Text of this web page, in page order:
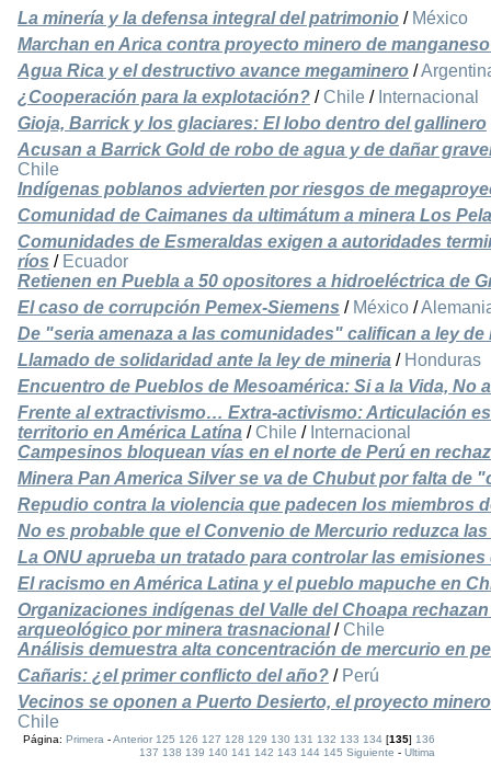
La minería y la defensa integral del patrimonio / México
Marchan en Arica contra proyecto minero de
Agua Rica y el destructivo avance megaminero /
¿Cooperación para la explotación? / Chile / Internacional
Gioja, Barrick y los glaciares: El lobo dentro del gallinero
Acusan a Barrick Gold de robo de agua y de dañar
Chile
Indígenas poblanos advierten por riesgos de
Comunidad de Caimanes da ultimátum a minera Los
Comunidades de Esmeraldas exigen a autoridades
ríos / Ecuador
Retienen en Puebla a 50 opositores a hidroeléctrica de
El caso de corrupción Pemex-Siemens / México /
De "seria amenaza a las comunidades" califican a ley de
Llamado de solidaridad ante la ley de mineria / Honduras
Encuentro de Pueblos de Mesoamérica: Si a la Vida, No
Frente al extractivismo… Extra-activismo: Articulación
territorio en América Latína / Chile / Internacional
Campesinos bloquean vías en el norte de Perú en
Minera Pan America Silver se va de Chubut por falta de
Repudio contra la violencia que padecen los miembros
No es probable que el Convenio de Mercurio reduzca
La ONU aprueba un tratado para controlar las
El racismo en América Latina y el pueblo mapuche en
Organizaciones indígenas del Valle del Choapa
arqueológico por minera trasnacional/ Chile
Análisis demuestra alta concentración de mercurio en
Cañaris: ¿el primer conflicto del año? / Perú
Vecinos se oponen a Puerto Desierto, el proyecto
Chile
Página:Primera -Anterior 125 126 127 128 129 130 131 132 133 134 [135]136
137 138 139 140 141 142 143 144 145 Siguiente -Ultima